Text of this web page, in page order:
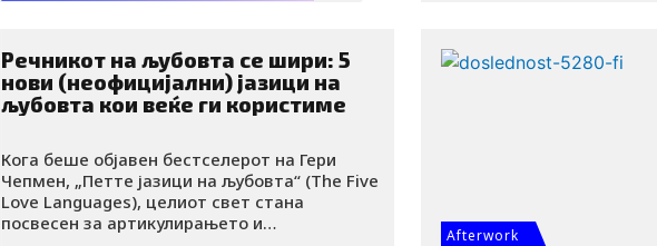
Речникот на љубовта се шири: 5
нови (неофицијални) јазици на
љубовта кои веќе ги користиме
Кога беше објавен бестселерот на Гери
Чепмен, „Петте јазици на љубовта“ (The Five
Love Languages), целиот свет стана
посвесен за артикулирањето и
Afterwork